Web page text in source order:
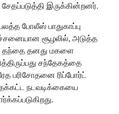
இருக்கின்றனர்.
போலீஸ் பாதுகாப்பு
சூழலில், அடுத்த
தந்தை தனது மகளை
சந்தேகத்தை
பரிசோதனை ரிப்போர்ட்
நடவடிக்கையை